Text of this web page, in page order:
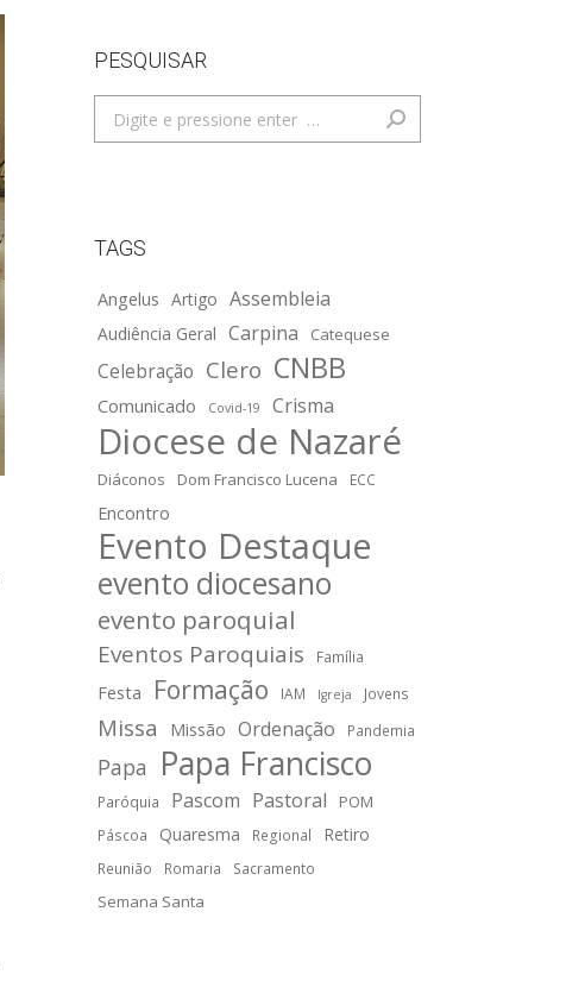
PESQUISAR
Search:
TAGS
Angelus Artigo Assembleia
Audiência Geral Carpina Catequese
Celebração Clero CNBB
Comunicado Covid-19 Crisma
Diocese de Nazaré
Diáconos Dom Francisco Lucena ECC
Encontro
Evento Destaque
evento diocesano
evento paroquial
Eventos Paroquiais Família
Festa Formação IAM Igreja Jovens
Missa Missão Ordenação Pandemia
Papa Papa Francisco
Paróquia Pascom Pastoral POM
Páscoa Quaresma Regional Retiro
Reunião Romaria Sacramento
Semana Santa